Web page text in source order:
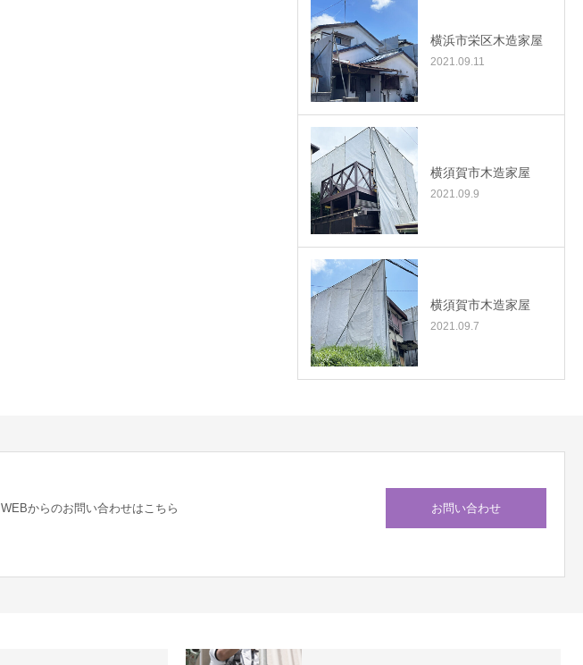
横浜市栄区木造家屋
2021.09.11
横須賀市木造家屋
2021.09.9
横須賀市木造家屋
2021.09.7
WEBからのお問い合わせはこちら お問い合わせ